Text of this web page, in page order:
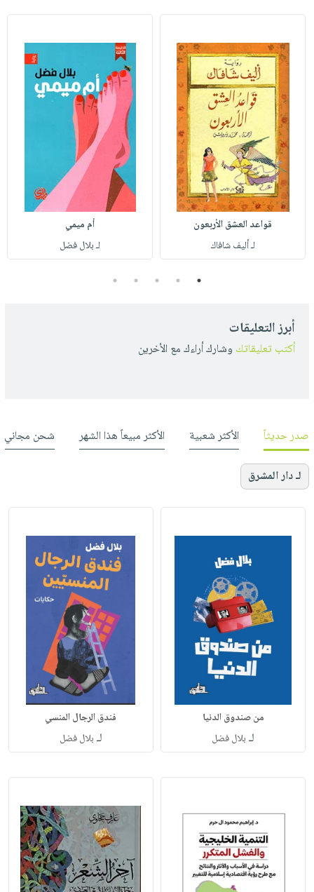
قواعد العشق الأربعون
لـ أليف شافاك
أم ميمي
لـ بلال فضل
1
2
3
4
5
أبرز التعليقات
أكتب تعليقاتك وشارك أراءك مع الأخرين
صدر حديثاً الأكثر شعبية الأكثر مبيعاً هذا الشهر شحن مجاني
لـ دار المشرق
من صندوق الدنيا
لـ بلال فضل
فندق الرجال المنسي
لـ بلال فضل